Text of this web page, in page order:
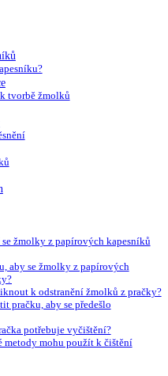
⁣tvorbě žmolků
žmolky z papírových kapesníků
aby se​ žmolky z papírových
k odstranění žmolků z pračky?
pračku, aby se předešlo
potřebuje⁣ vyčištění?
metody mohu⁣ použít k čištění